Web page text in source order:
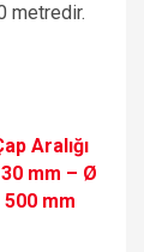
metredir.
Aralığı
mm – Ø
500 mm